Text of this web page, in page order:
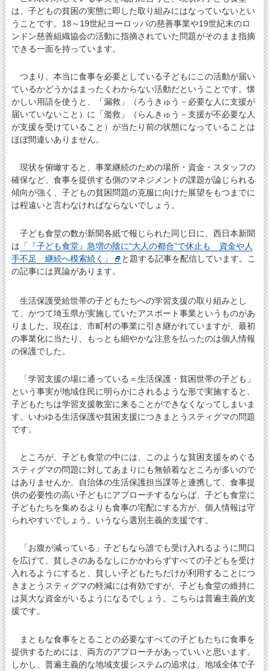
は、子どもの貧困の実態に即した取り組みにはなっていないとい
うことです。18～19世紀ヨーロッパの慈善事業や19世紀末のロ
ンドン慈善組織協会の活動に指摘されていた問題がそのまま指摘
できる一面を持っています。
つまり、本当に食事を必要としている子どもにこの活動が届い
ているかどうかはまったくわからない活動だということです。懐
かしい用語を使うと、「漏救」（ろうきゅう－必要な人に支援が
届いていないこと）に「濫救」（らんきゅう－支援が不必要な人
が支援を受けていること）が当たり前の状態になっていることは
ほぼ間違いありません。
現状を俯瞰すると、事業継続のための場所・資金・スタッフの
確保など、食事を提供する側のマネジメントの課題が論じられる
傾向が強く、子どもの貧困問題の克服に向けた展望をもつまでに
は程遠いと言わなければならないでしょう。
子ども食堂の数が新聞各紙で報じられた同じ日に、西日本新聞
は 「『子ども食堂』急増の陰に“大人の都合”で休止も 資金や人
手不足 継続へ模索続く」
と題する記事を配信しています。こ
の記事には異論があります。
生活保護受給世帯の子どもたちへの学習支援の取り組みとし
て、かつて埼玉県が実施していたアスポート事業というものがあ
りました。現在は、市町村の事業に引き継がれていますが、最初
の事業化に当たり、もっとも細やかな注意を払ったのは個人情報
の保護でした。
「学習支援の場に通っている＝生活保護・貧困世帯の子ども」
という事実が地域住民に明らかにされるような形で実施すると、
子どもたちは学習支援教室に来ることができなくなってしまいま
す。いわゆる生活保護や貧困支援につきまとうスティグマの問題
です。
ところが、子ども食堂の中には、このような貧困支援をめぐる
スティグマの問題に対してあまりにも無頓着なところが多いので
はありませんか。自治体の生活保護担当課等と連携して、食事提
供の必要性の高い子どもにアプローチするならば、子ども食堂に
子どもたちを集めるよりも食事の宅配にする方が、個人情報は守
られやすいでしょう。いうなら選別主義的支援です。
「お腹が減っている」子どもなら誰でも受け入れるように間口
を広げて、貧しさのあるなしにかかわらずすべての子どもを受け
入れるようにすると、貧しい子どもたちだけが利用することにつ
きまとうスティグマの軽減には有効ですが、子ども食堂の維持に
は莫大な資金がいるようになるでしょう。こちらは普遍主義的支
援です。
まともな食事をとることの必要なすべての子どもたちに食事を
提供するためには、両方のアプローチがあっていいと思います。
しかし、普遍主義的な地域支援システムの追求は、地域全体で子